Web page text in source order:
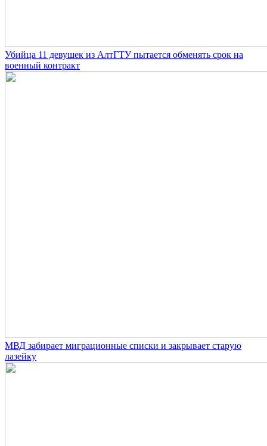
Убийца 11 девушек из АлтГТУ пытается обменять срок на
военный контракт
МВД забирает миграционные списки и закрывает старую
лазейку